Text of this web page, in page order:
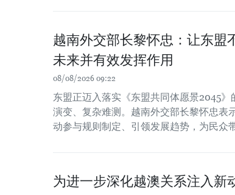
越南外交部长黎怀忠：让东盟
未来并有效发挥作用
08/08/2026 09:22
东盟正迈入落实《东盟共同体愿景2045
演变、复杂难测。越南外交部长黎怀忠表
动参与规则制定、引领发展趋势，为民众
为进一步深化越澳关系注入新